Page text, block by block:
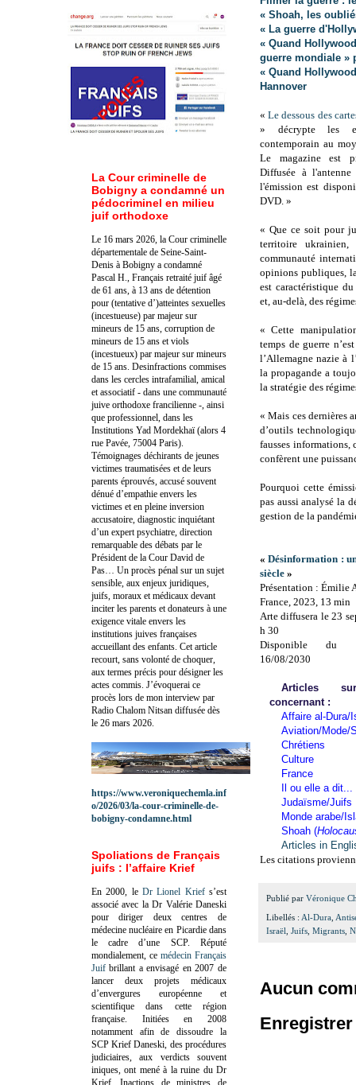
« Shoah, les
« La guerre
« Quand
guerre mondiale »
« Quand
Hannover
«Le dessous des
» décrypte les
contemporain au
Le magazine est
Diffusée à
l'émission est
DVD. »
« Que ce soit pour
territoire
communauté
opinions publiques,
est caractéristique
et, au-delà, des
« Cette
temps de guerre
l’Allemagne nazie à
la propagande a
la stratégie des
« Mais ces dernières
d’outils
fausses
confèrent une
Pourquoi cette
pas aussi analysé la
gestion de la
«Désinformation :
siècle »
Présentation : Émilie
France, 2023, 13 min
Arte diffusera le 23
h 30
Disponible du
16/08/2030
Articles
concernant :
Affaire al-Dura/
Aviation/Mode/
Chrétiens
Culture
France
Il ou elle a dit...
Judaïsme/Juifs
Monde arabe/
Shoah (
Articles in
Les citations
Publié par Véronique
Libellés : Al-Dura,
Israël, Juifs, Migrants,
Aucun
La Cour criminelle de
Bobigny a condamné un
pédocriminel en milieu
juif orthodoxe
Le 16 mars 2026, la Cour criminelle
départementale de Seine-Saint-
Denis à Bobigny a condamné
Pascal H., Français retraité juif âgé
de 61 ans, à 13 ans de détention
pour (tentative d’)atteintes sexuelles
(incestueuse) par majeur sur
mineurs de 15 ans, corruption de
mineurs de 15 ans et viols
(incestueux) par majeur sur mineurs
de 15 ans. Desinfractions commises
dans les cercles intrafamilial, amical
et associatif - dans une communauté
juive orthodoxe francilienne -, ainsi
que professionnel, dans les
Institutions Yad Mordekhaï (alors 4
rue Pavée, 75004 Paris).
Témoignages déchirants de jeunes
victimes traumatisées et de leurs
parents éprouvés, accusé souvent
dénué d’empathie envers les
victimes et en pleine inversion
accusatoire, diagnostic inquiétant
d’un expert psychiatre, direction
remarquable des débats par le
Président de la Cour David de
Pas… Un procès pénal sur un sujet
sensible, aux enjeux juridiques,
juifs, moraux et médicaux devant
inciter les parents et donateurs à une
exigence vitale envers les
institutions juives françaises
accueillant des enfants. Cet article
recourt, sans volonté de choquer,
aux termes précis pour désigner les
actes commis. J’évoquerai ce
procès lors de mon interview par
Radio Chalom Nitsan diffusée dès
le 26 mars 2026.
https://www.veroniquechemla.inf
o/2026/03/la-cour-criminelle-de-
bobigny-condamne.html
Spoliations de Français
juifs : l’affaire Krief
En 2000, le Dr Lionel Kriefs’est
associé avec la Dr Valérie Daneski
pour diriger deux centres de
médecine nucléaire en Picardie dans
le cadre d’une SCP. Réputé
mondialement, ce médecin Français
Juif brillant a envisagé en 2007 de
lancer deux projets médicaux
d’envergures européenne et
scientifique dans cette région
française. Initiées en 2008
notamment afin de dissoudre la
SCP Krief Daneski, des procédures
judiciaires, aux verdicts souvent
iniques, ont mené à la ruine du Dr
Krief.Inactions de ministres de